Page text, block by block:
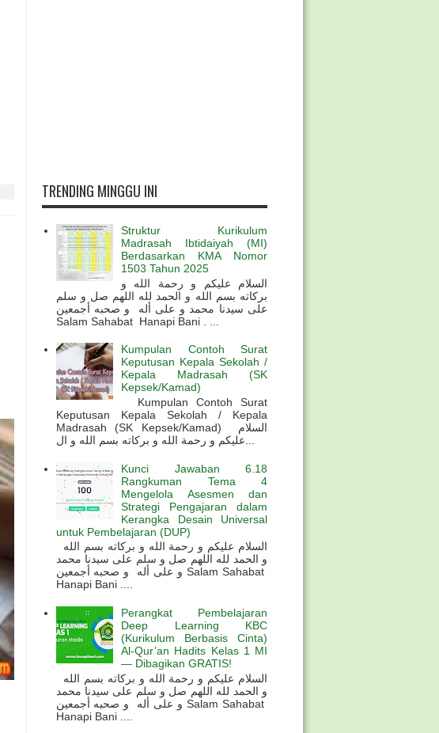
TRENDING MINGGU INI
Struktur Kurikulum
Madrasah Ibtidaiyah (MI)
Berdasarkan KMA Nomor
1503 Tahun 2025
السلام عليكم و رحمة الله و
بركاته بسم الله و الحمد لله اللهم صل و سلم
على سيدنا محمد و على أله و صحبه أجمعين
Salam Sahabat Hanapi Bani . ...
Kumpulan Contoh Surat
Keputusan Kepala Sekolah /
Kepala Madrasah (SK
Kepsek/Kamad)
Kumpulan Contoh Surat
Keputusan Kepala Sekolah / Kepala
Madrasah (SK Kepsek/Kamad) السلام
Kunci Jawaban 6.18
Rangkuman Tema 4
Mengelola Asesmen dan
Strategi Pengajaran dalam
Kerangka Desain Universal
untuk Pembelajaran (DUP)
و الحمد لله اللهم صل و سلم على سيدنا محمد
و على أله و صحبه أجمعين Salam Sahabat
Hanapi Bani ....
Perangkat Pembelajaran
Deep Learning KBC
(Kurikulum Berbasis Cinta)
Al-Qur’an Hadits Kelas 1 MI
— Dibagikan GRATIS!
و الحمد لله اللهم صل و سلم على سيدنا محمد
و على أله و صحبه أجمعين Salam Sahabat
Hanapi Bani ....